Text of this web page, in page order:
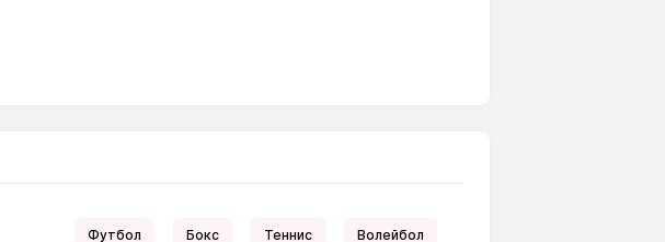
Футбол Бокс Теннис Волейбол